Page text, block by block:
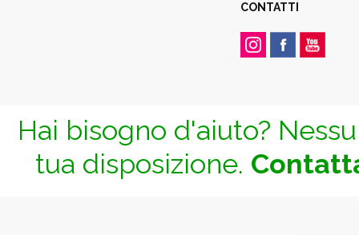
CONTATTI
Hai bisogno d'aiuto?
tua disposizione.